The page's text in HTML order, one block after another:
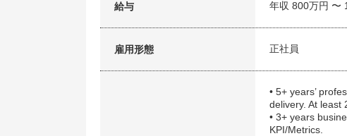
給与 年収 800万円 〜
雇用形態 正社員
• 5+ years’
delivery. At least
• 3+ years
KPI/Metrics.